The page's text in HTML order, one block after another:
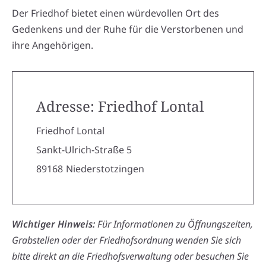
Der Friedhof bietet einen würdevollen Ort des
Gedenkens und der Ruhe für die Verstorbenen und
ihre Angehörigen.
Adresse: Friedhof Lontal
Friedhof Lontal
Sankt-Ulrich-Straße 5
89168 Niederstotzingen
Wichtiger Hinweis:Für Informationen zu Öffnungszeiten,
Grabstellen oder der Friedhofsordnung wenden Sie sich
bitte direkt an die Friedhofsverwaltung oder besuchen Sie